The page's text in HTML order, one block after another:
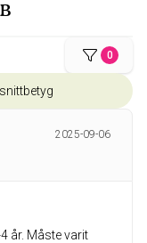
0
2025-09-06
år. Måste varit